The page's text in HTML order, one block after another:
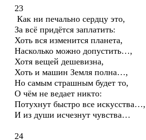
23
Как ни печально сердцу это,
За всё придётся заплатить:
Хоть вся изменится планета,
Насколько можно допустить…,
Хотя вещей дешевизна,
Хоть и машин Земля полна…,
Но самым страшным будет то,
О чём не ведает никто:
Потухнут быстро все искусства…,
И из души исчезнут чувства…
24